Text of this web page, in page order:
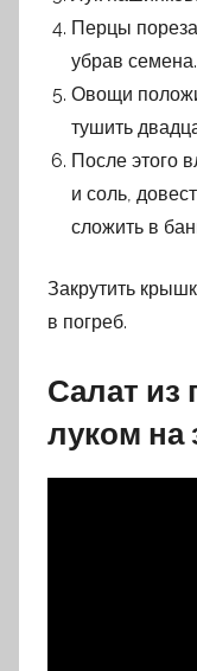
Перцы
убрав семена.
Овощи
тушить
После этого
и соль,
сложить в
Закрутить
в погреб.
Салат из
луком на